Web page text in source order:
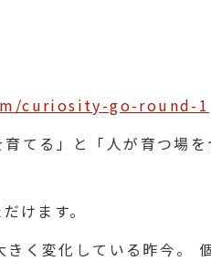
curiosity-go-round-1
る」と「人が育つ場を
けます。
く変化している昨今。